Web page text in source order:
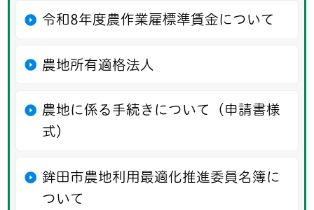
令和8年度農作業雇標準賃金について
農地所有適格法人
農地に係る手続きについて（申請書様
式）
鉾田市農地利用最適化推進委員名簿に
ついて